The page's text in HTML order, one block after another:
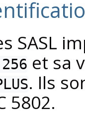
SASL
256 et sa
. Ils
5802.